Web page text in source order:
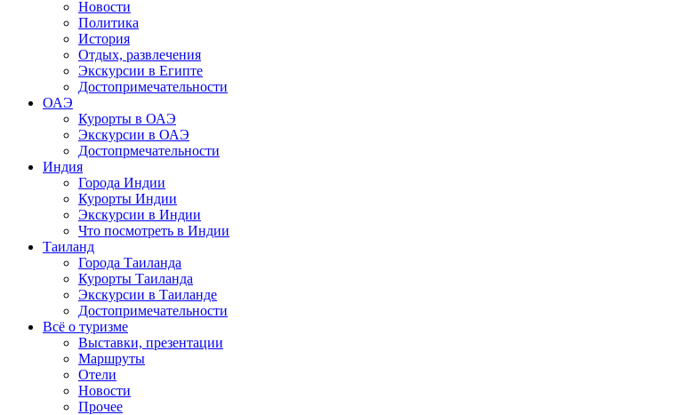
Новости
Политика
История
Отдых, развлечения
Экскурсии в Египте
Достопримечательности
ОАЭ
Курорты в ОАЭ
Экскурсии в ОАЭ
Достопрмечательности
Индия
Города Индии
Курорты Индии
Экскурсии в Индии
Что посмотреть в Индии
Таиланд
Города Таиланда
Курорты Таиланда
Экскурсии в Таиланде
Достопримечательности
Всё о туризме
Выставки, презентации
Маршруты
Отели
Новости
Прочее